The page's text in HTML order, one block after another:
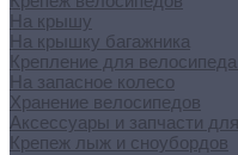
На крышу
На крышку багажника
Крепление для
На запасное колесо
Хранение велосипедов
Аксессуары и запчасти
Крепеж лыж и сноубордов